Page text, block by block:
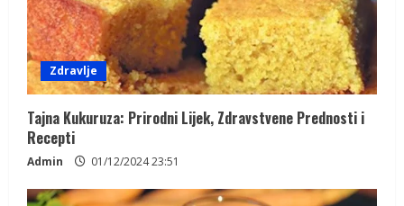
d
i
n
g
Zdravlje
Tajna Kukuruza: Prirodni Lijek, Zdravstvene Prednosti i
Recepti
Admin 01/12/2024 23:51